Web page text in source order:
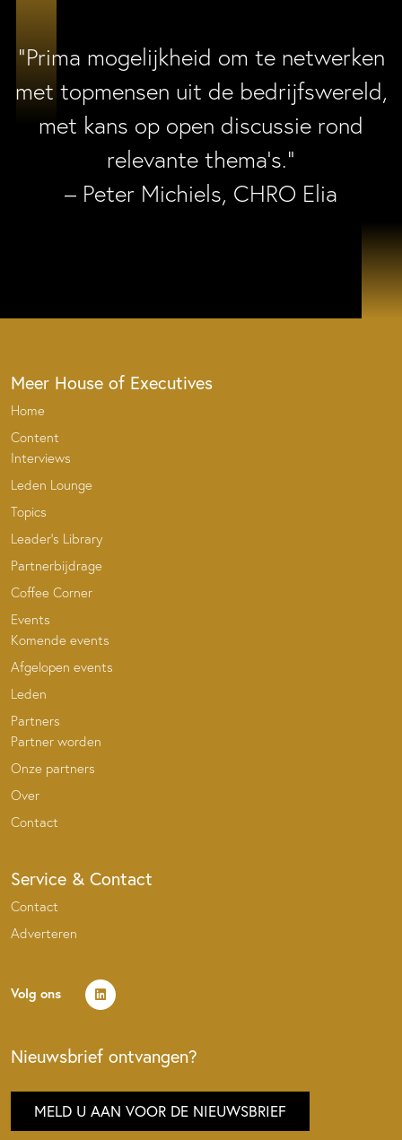
“Prima mogelijkheid om te netwerken
met topmensen uit de bedrijfswereld,
met kans op open discussie rond
relevante thema’s.”
– Peter Michiels, CHRO Elia
Meer House of Executives
Home
Content
Interviews
Leden Lounge
Topics
Leader’s Library
Partnerbijdrage
Coffee Corner
Events
Komende events
Afgelopen events
Leden
Partners
Partner worden
Onze partners
Over
Contact
Service & Contact
Contact
Adverteren
Volg ons
Nieuwsbrief ontvangen?
MELD U AAN VOOR DE NIEUWSBRIEF